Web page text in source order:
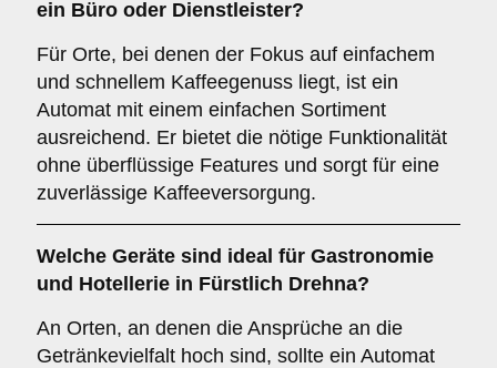
ein Büro oder Dienstleister?
Für Orte, bei denen der Fokus auf einfachem
und schnellem Kaffeegenuss liegt, ist ein
Automat mit einem einfachen Sortiment
ausreichend. Er bietet die nötige Funktionalität
ohne überflüssige Features und sorgt für eine
zuverlässige Kaffeeversorgung.
Welche Geräte sind ideal für Gastronomie
und Hotellerie in Fürstlich Drehna?
An Orten, an denen die Ansprüche an die
Getränkevielfalt hoch sind, sollte ein Automat